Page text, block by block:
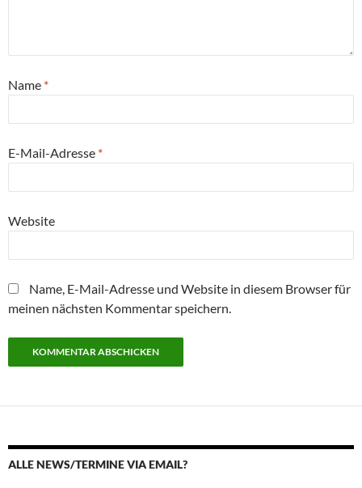
Name *
E-Mail-Adresse *
Website
Name, E-Mail-Adresse und Website in diesem Browser für
meinen nächsten Kommentar speichern.
ALLE NEWS/TERMINE VIA EMAIL?